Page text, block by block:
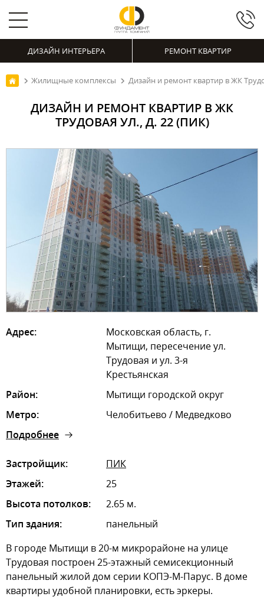
ДИЗАЙН ИНТЕРЬЕРА РЕМОНТ КВАРТИР
Жилищные комплексы Дизайн и ремонт квартир в ЖК
ДИЗАЙН И РЕМОНТ КВАРТИР В ЖК
ТРУДОВАЯ УЛ., Д. 22 (ПИК)
Адрес:
Московская область, г.
Мытищи, пересечение ул.
Трудовая и ул. 3-я
Крестьянская
Район:
Мытищи городской округ
Метро:
Челобитьево / Медведково
Подробнее
Застройщик:
ПИК
Этажей:
25
Высота потолков:
2.65 м.
Тип здания:
панельный
В городе Мытищи в 20-м микрорайоне на улице
Трудовая построен 25-этажный семисекционный
панельный жилой дом серии КОПЭ-М-Парус. В доме
квартиры удобной планировки, есть эркеры.